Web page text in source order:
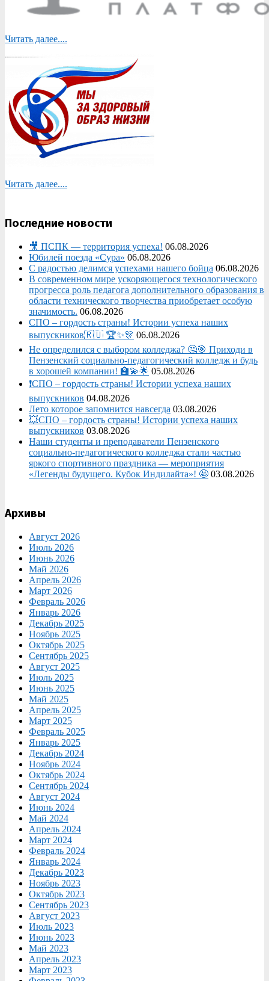
Читать далее....
Читать далее....
Последние новости
🎥 ПСПК — территория успеха! 06.08.2026
Юбилей поезда «Сура» 06.08.2026
С радостью делимся успехами нашего бойца 06.08.2026
В современном мире ускоряющегося технологического
прогресса роль педагога дополнительного образования в
области технического творчества приобретает особую
значимость. 06.08.2026
СПО – гордость страны! Истории успеха наших
выпускников🇷🇺 🏆✨🎊 06.08.2026
Не определился с выбором колледжа? 🤔🎯 Приходи в
Пензенский социально-педагогический колледж и будь
в хорошей компании! 🏫💫🌟 05.08.2026
❗СПО – гордость страны! Истории успеха наших
выпускников 04.08.2026
Лето которое запомнится навсегда 03.08.2026
💥СПО – гордость страны! Истории успеха наших
выпускников 03.08.2026
Наши студенты и преподаватели Пензенского
социально‑педагогического колледжа стали частью
яркого спортивного праздника — мероприятия
«Легенды будущего. Кубок Индилайта»! 🤩 03.08.2026
Архивы
Август 2026
Июль 2026
Июнь 2026
Май 2026
Апрель 2026
Март 2026
Февраль 2026
Январь 2026
Декабрь 2025
Ноябрь 2025
Октябрь 2025
Сентябрь 2025
Август 2025
Июль 2025
Июнь 2025
Май 2025
Апрель 2025
Март 2025
Февраль 2025
Январь 2025
Декабрь 2024
Ноябрь 2024
Октябрь 2024
Сентябрь 2024
Август 2024
Июнь 2024
Май 2024
Апрель 2024
Март 2024
Февраль 2024
Январь 2024
Декабрь 2023
Ноябрь 2023
Октябрь 2023
Сентябрь 2023
Август 2023
Июль 2023
Июнь 2023
Май 2023
Апрель 2023
Март 2023